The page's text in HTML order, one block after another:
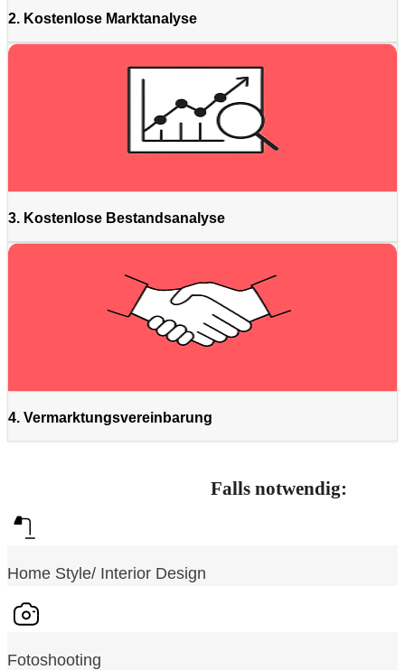
2. Kostenlose Marktanalyse
3. Kostenlose Bestandsanalyse
4. Vermarktungsvereinbarung
Falls notwendig:
Home Style/ Interior Design
Fotoshooting